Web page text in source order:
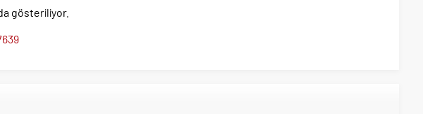
gösteriliyor.